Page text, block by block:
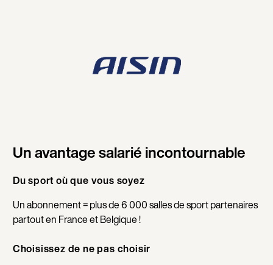
Un avantage salarié incontournable
Du sport où que vous soyez
Un abonnement = plus de 6 000 salles de sport partenaires
partout en France et Belgique !
Choisissez de ne pas choisir